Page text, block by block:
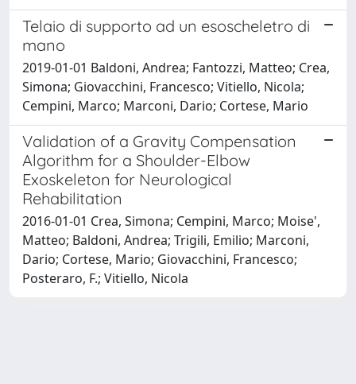
Telaio di supporto ad un esoscheletro di
mano
2019-01-01 Baldoni, Andrea; Fantozzi, Matteo; Crea,
Simona; Giovacchini, Francesco; Vitiello, Nicola;
Cempini, Marco; Marconi, Dario; Cortese, Mario
Validation of a Gravity Compensation
Algorithm for a Shoulder-Elbow
Exoskeleton for Neurological
Rehabilitation
2016-01-01 Crea, Simona; Cempini, Marco; Moise',
Matteo; Baldoni, Andrea; Trigili, Emilio; Marconi,
Dario; Cortese, Mario; Giovacchini, Francesco;
Posteraro, F.; Vitiello, Nicola